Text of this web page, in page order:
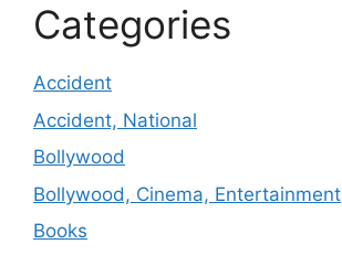
Categories
Accident
Accident, National
Bollywood
Bollywood, Cinema, Entertainment
Books